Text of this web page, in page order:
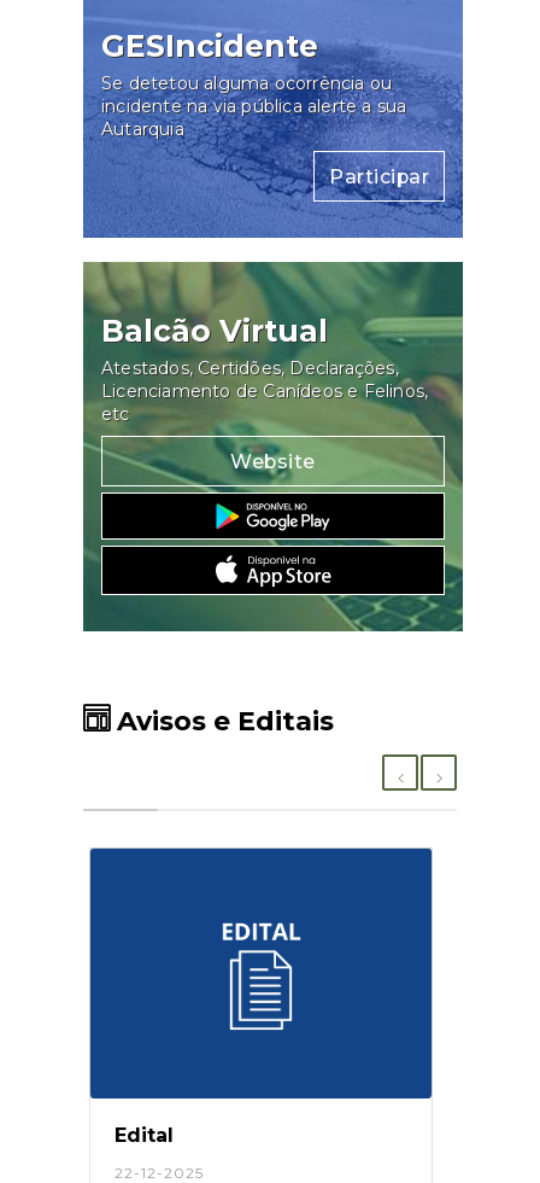
GESIncidente
Se detetou alguma ocorrência ou
incidente na via pública alerte a sua
Autarquia
Participar
Balcão Virtual
Atestados, Certidões, Declarações,
Licenciamento de Canídeos e Felinos,
etc
Website
Avisos e Editais
Edital
22-12-2025